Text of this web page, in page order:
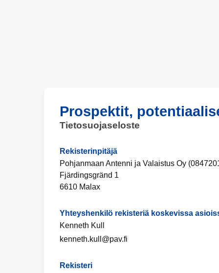
Prospektit,
Tietosuojaseloste
Rekisterinpitäjä
Pohjanmaan Antenni ja Valaistus Oy
Fjärdingsgränd 1
6610 Malax
Yhteyshenkilö rekisteriä koskevissa
Kenneth Kull
kenneth.kull@pav.fi
Rekisteri